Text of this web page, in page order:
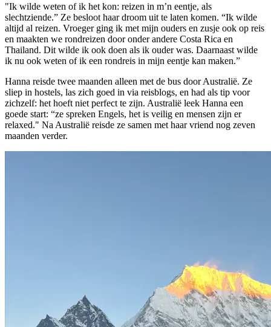
"Ik wilde weten of ik het kon: reizen in m’n eentje, als
slechtziende.” Ze besloot haar droom uit te laten komen. “Ik wilde
altijd al reizen. Vroeger ging ik met mijn ouders en zusje ook op reis
en maakten we rondreizen door onder andere Costa Rica en
Thailand. Dit wilde ik ook doen als ik ouder was. Daarnaast wilde
ik nu ook weten of ik een rondreis in mijn eentje kan maken.”
Hanna reisde twee maanden alleen met de bus door Australië. Ze
sliep in hostels, las zich goed in via reisblogs, en had als tip voor
zichzelf: het hoeft niet perfect te zijn. Australië leek Hanna een
goede start: “ze spreken Engels, het is veilig en mensen zijn er
relaxed." Na Australië reisde ze samen met haar vriend nog zeven
maanden verder.